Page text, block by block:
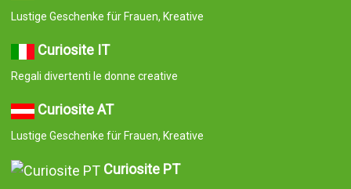
Lustige Geschenke für Frauen, Kreative
Curiosite IT
Regali divertenti le donne creative
Curiosite AT
Lustige Geschenke für Frauen, Kreative
Curiosite PT